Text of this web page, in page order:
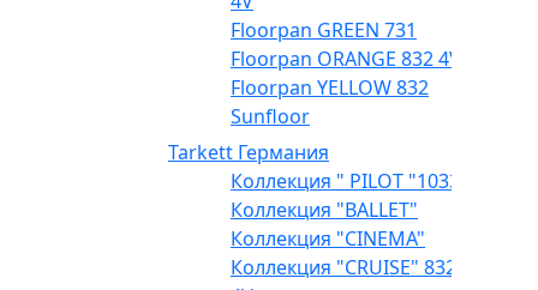
Floorpan GREEN 731
Floorpan ORANGE 832 4V
Floorpan YELLOW 832
Sunfloor
Tarkett Германия
Коллекция " PILOT "1033
Коллекция "BALLET"
Коллекция "CINEMA"
Коллекция "CRUISE" 832